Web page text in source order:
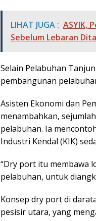
LIHAT JUGA : ASYIK,
Sebelum Lebaran
Selain Pelabuhan
pembangunan
Asisten Ekonomi dan
menambahkan,
pelabuhan. Ia
Industri Kendal (KIK)
“Dry port itu membawa
pelabuhan, untuk
Konsep dry port di
pesisir utara, yang